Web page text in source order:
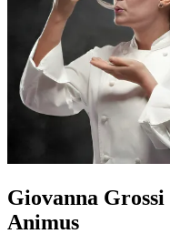
Giovanna Grossi
Animus